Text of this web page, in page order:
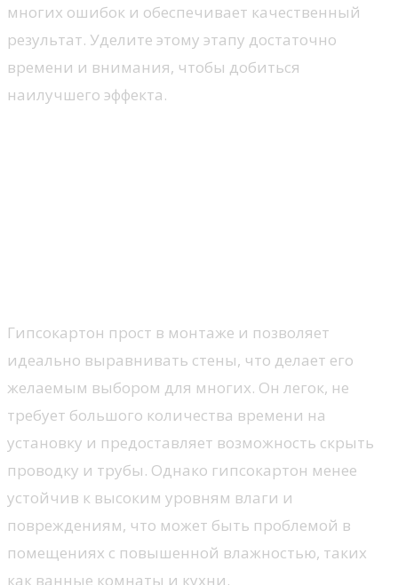
многих ошибок и обеспечивает качественный
результат. Уделите этому этапу достаточно
времени и внимания, чтобы добиться
наилучшего эффекта.
Гипсокартон прост в монтаже и позволяет
идеально выравнивать стены, что делает его
желаемым выбором для многих. Он легок, не
требует большого количества времени на
установку и предоставляет возможность скрыть
проводку и трубы. Однако гипсокартон менее
устойчив к высоким уровням влаги и
повреждениям, что может быть проблемой в
помещениях с повышенной влажностью, таких
как ванные комнаты и кухни.